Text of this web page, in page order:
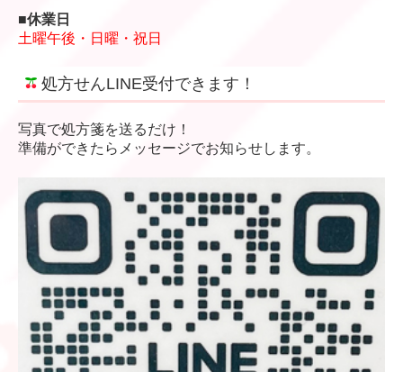
■休業日
土曜午後・日曜・祝日
処方せんLINE受付できます！
写真で処方箋を送るだけ！
準備ができたらメッセージでお知らせします。